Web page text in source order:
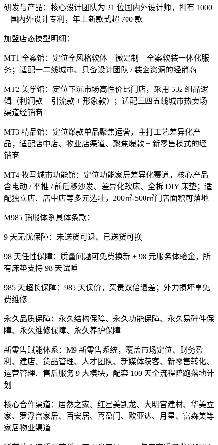
研发与产品：核心设计团队为 21 位国内外设计师，拥有 1000
+ 国内外设计专利，年上新款式超 700 款
加盟店态模型明细：
MT1 全案馆：定位全风格软体 + 微定制 + 全案软装一体化服
务；适配一二线城市、具备设计团队 / 装企资源的经销商
MT2 美学馆：定位下沉市场高性价比门店，采用 532 组品逻
辑（利润款 + 引流款 + 形象款）；适配三四五线城市热卖场
渠道经销商
MT3 精品馆：定位爆款单品聚焦运营，主打工艺差异化产
品；适配店中店、物业店渠道、聚焦爆款 + 新零售模式的经
销商
MT4 牧马城市功能馆：定位功能家居差异化赛道，核心产品
含电动 / 平推 / 前后移沙发、差异化软床、全拆 DIY 床垫；适
配独立店、店中店等多元选址，200㎡-500㎡门店面积可落地
M985 销服体系具体条款：
9 天无忧保障：未送货可退、已送货可换
98 天任性保障：质量问题可免费换新 + 98 元服务体验金，所
有床垫支持 98 天试睡
985 天超长保障：985 天保价，买贵双倍退差；外力损坏享免
费维修
永久品质保障：永久结构保障、永久功能保障、永久易碎件保
障、永久维修保障、永久养护保障
新零售赋能体系：M9 新零售系统，覆盖市场定位、财务盈
利、建店、货品管理、人才团队、新媒体获客、新零售转化、
运营管理、售后服务 9 大模块，配套 100 天全流程陪跑落地计
划
核心合作渠道：居然之家、红星美凯龙、大明宫建材、华美立
家、罗浮宫家居、百安居、喜盈门、欧亚达、月星、富森美等
家居物业渠道